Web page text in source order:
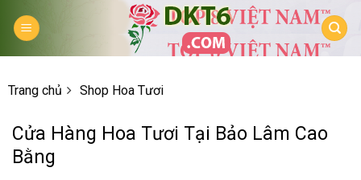
Trang chủ Shop Hoa Tươi
Cửa Hàng Hoa Tươi Tại Bảo Lâm Cao
Bằng